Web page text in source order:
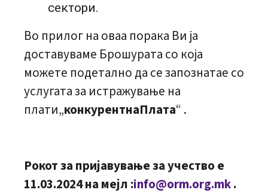
сектори.
Во прилог на оваа порака Ви ја
доставуваме Брошурата со која
можете подетално да се запознатае со
услугата за истражување на
плати„конкурентнаПлата“ .
Рокот за пријавување за учество е
11.03.2024 на мејл :info@orm.org.mk.